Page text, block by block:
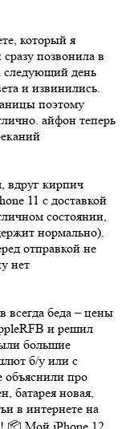
который я
позвонила в
следующий день
и извинились.
поэтому
айфон теперь
вдруг кирпич
11 с доставкой
состоянии,
нормально).
отправкой не
нет
всегда беда – цены
и решил
большие
б/у или с
объяснили про
батарея новая,
в интернете на